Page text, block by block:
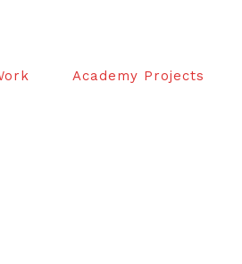
Academy Projects